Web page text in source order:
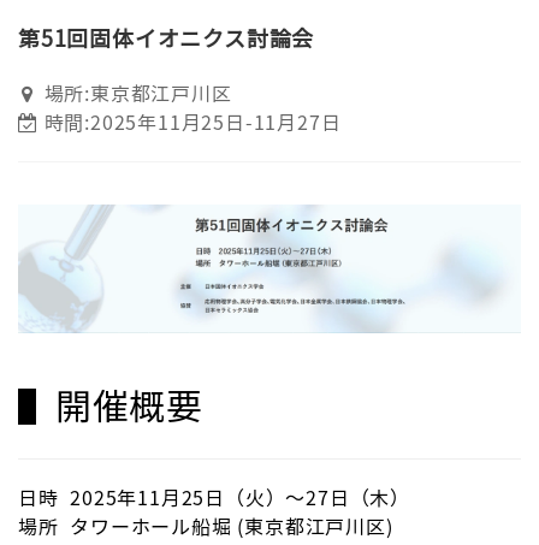
第51回固体イオニクス討論会
場所:東京都江戸川区
時間:2025年11月25日-11月27日
▌開催概要
日時 2025年11月25日（火）～27日（木）
場所 タワーホール船堀 (東京都江戸川区)